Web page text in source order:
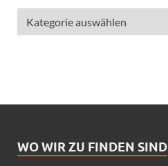
WO WIR ZU FINDEN SIND